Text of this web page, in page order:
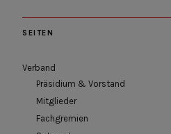
SEITEN
Verband
Präsidium & Vorstand
Mitglieder
Fachgremien